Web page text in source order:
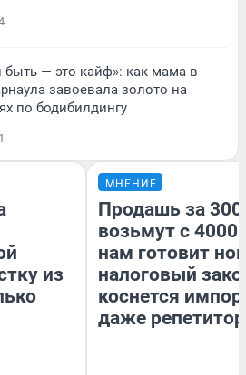
— это кайф»: как мама в
завоевала золото на
по бодибилдингу
1
из
МНЕНИЕ
Продашь за
возьмут с
нам готовит
налоговый
коснется
даже